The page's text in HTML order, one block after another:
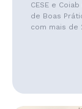
CESE e
de Boas
com mais de